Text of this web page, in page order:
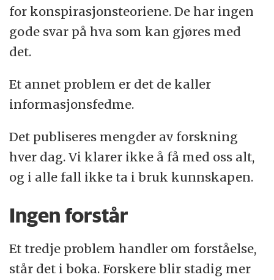
for konspirasjonsteoriene. De har ingen
gode svar på hva som kan gjøres med
det.
Et annet problem er det de kaller
informasjonsfedme.
Det publiseres mengder av forskning
hver dag. Vi klarer ikke å få med oss alt,
og i alle fall ikke ta i bruk kunnskapen.
Ingen forstår
Et tredje problem handler om forståelse,
står det i boka. Forskere blir stadig mer